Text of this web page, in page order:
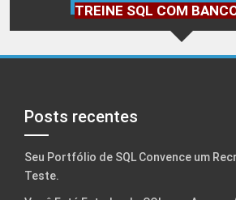
TREINE SQL COM
Posts recentes
Seu Portfólio de SQL Convence um
Teste.